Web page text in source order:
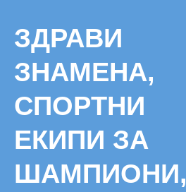
content
ЗДРАВИ
ЗНАМЕНА,
СПОРТНИ
ЕКИПИ ЗА
ШАМПИОНИ,